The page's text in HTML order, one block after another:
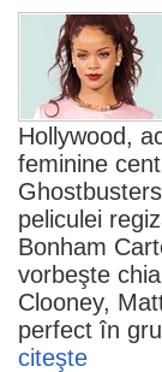
Hollywood,
feminine
Ghostbusters
peliculei
Bonham
vorbeşte
Clooney,
perfect în
citeşte